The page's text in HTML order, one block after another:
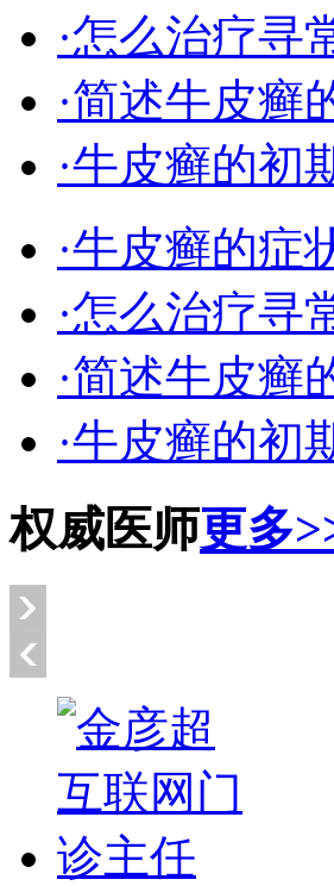
·怎么治疗寻
·简述牛皮癣
·牛皮癣的初
·牛皮癣的症
·怎么治疗寻
·简述牛皮癣
·牛皮癣的初
权威医师更多